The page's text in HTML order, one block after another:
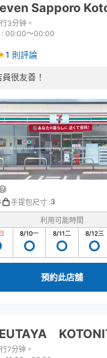
Sapporo
3分钟。
: 00:00〜00:00
1 則評論
很友善！
手提包尺寸 :3
利用可能時間
8/10一 8/11二 8/12三
預約此店舖
7分钟。